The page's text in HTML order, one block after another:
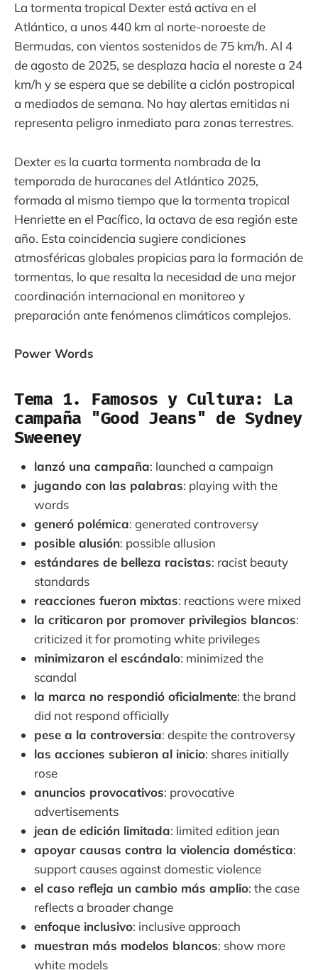
La tormenta tropical Dexter está activa en el
Atlántico, a unos 440 km al norte-noroeste de
Bermudas, con vientos sostenidos de 75 km/h. Al 4
de agosto de 2025, se desplaza hacia el noreste a 24
km/h y se espera que se debilite a ciclón postropical
a mediados de semana. No hay alertas emitidas ni
representa peligro inmediato para zonas terrestres.
Dexter es la cuarta tormenta nombrada de la
temporada de huracanes del Atlántico 2025,
formada al mismo tiempo que la tormenta tropical
Henriette en el Pacífico, la octava de esa región este
año. Esta coincidencia sugiere condiciones
atmosféricas globales propicias para la formación de
tormentas, lo que resalta la necesidad de una mejor
coordinación internacional en monitoreo y
preparación ante fenómenos climáticos complejos.
Power Words
Tema 1. Famosos y Cultura: La
campaña "Good Jeans" de Sydney
Sweeney
lanzó una campaña: launched a campaign
jugando con las palabras: playing with the
words
generó polémica: generated controversy
posible alusión: possible allusion
estándares de belleza racistas: racist beauty
standards
reacciones fueron mixtas: reactions were mixed
la criticaron por promover privilegios blancos:
criticized it for promoting white privileges
minimizaron el escándalo: minimized the
scandal
la marca no respondió oficialmente: the brand
did not respond officially
pese a la controversia: despite the controversy
las acciones subieron al inicio: shares initially
rose
anuncios provocativos: provocative
advertisements
jean de edición limitada: limited edition jean
apoyar causas contra la violencia doméstica:
support causes against domestic violence
el caso refleja un cambio más amplio: the case
reflects a broader change
enfoque inclusivo: inclusive approach
muestran más modelos blancos: show more
white models